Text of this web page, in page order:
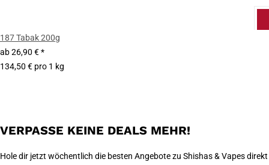
187 Tabak 200g
ab26,90 €*
134,50 € pro 1 kg
VERPASSE KEINE DEALS MEHR!
Hole dir jetzt wöchentlich die besten Angebote zu Shishas & Vapes direkt